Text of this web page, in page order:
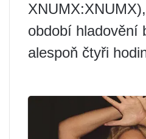
období hladovění
alespoň čtyři